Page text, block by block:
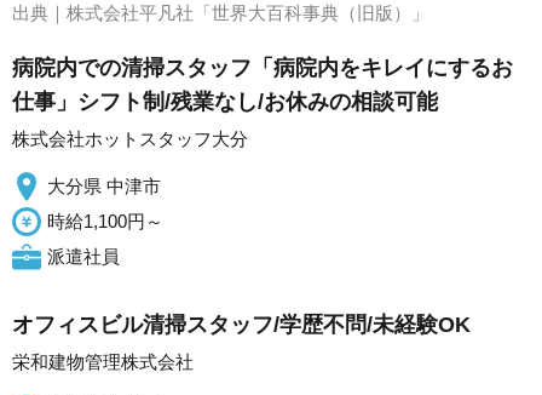
出典｜ 株式会社平凡社「世界大百科事典（旧版）」
病院内での清掃スタッフ「病院内をキレイにするお
仕事」シフト制/残業なし/お休みの相談可能
株式会社ホットスタッフ大分
大分県 中津市
時給1,100円～
派遣社員
オフィスビル清掃スタッフ/学歴不問/未経験OK
栄和建物管理株式会社